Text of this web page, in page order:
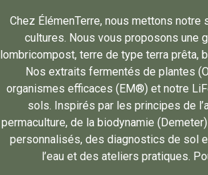
Chez ÉlémenTerre, nous mettons
cultures. Nous vous proposons une
lombricompost, terre de type terra prêta,
Nos extraits fermentés de plantes
organismes efficaces (EM®) et notre
sols. Inspirés par les principes de
permaculture, de la biodynamie
personnalisés, des diagnostics de sol
l’eau et des ateliers pratiques.